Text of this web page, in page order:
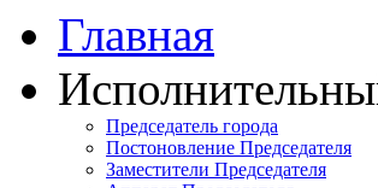
Главная
Председатель города
Постоновление Председателя
Заместители Председателя